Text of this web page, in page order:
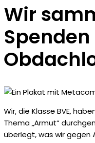
Wir
Wir, die Klasse BVE,
Thema „Armut“
überlegt, was wir gegen